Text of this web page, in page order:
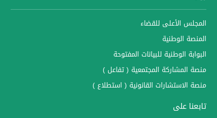
المجلس الأعلى للقضاء
المنصة الوطنية
البوابة الوطنية للبيانات المفتوحة
منصة المشاركة المجتمعية ( تفاعل )
منصة الاستشارات القانونية ( استطلاع )
تابعنا على